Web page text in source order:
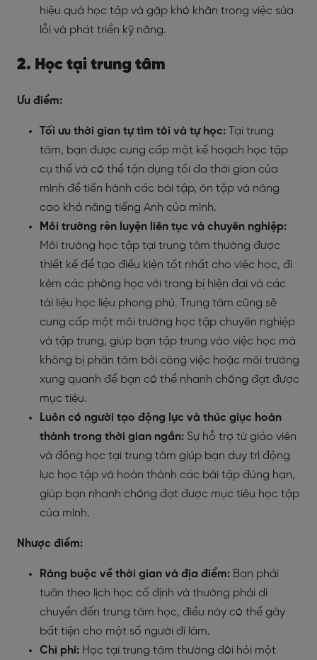
hiệu quả học tập và gặp khó khăn trong việc sửa
lỗi và phát triển kỹ năng.
2. Học tại trung tâm
Ưu điểm:
Tối ưu thời gian tự tìm tòi và tự học:
Tại trung
tâm, bạn được cung cấp một kế hoạch học tập
cụ thể và có thể tận dụng tối đa thời gian của
mình để tiến hành các bài tập, ôn tập và nâng
cao khả năng tiếng Anh của mình.
Môi trường rèn luyện liên tục và chuyên nghiệp:
Môi trường học tập tại trung tâm thường được
thiết kế để tạo điều kiện tốt nhất cho việc học, đi
kèm các phòng học với trang bị hiện đại và các
tài liệu học liệu phong phú. Trung tâm cũng sẽ
cung cấp một môi trường học tập chuyên nghiệp
và tập trung, giúp bạn tập trung vào việc học mà
không bị phân tâm bởi công việc hoặc môi trường
xung quanh để bạn có thể nhanh chóng đạt được
mục tiêu.
Luôn có người tạo động lực và thúc giục hoàn
thành trong thời gian ngắn: Sự hỗ trợ từ giáo viên
và đồng học tại trung tâm giúp bạn duy trì động
lực học tập và hoàn thành các bài tập đúng hạn,
giúp bạn nhanh chóng đạt được mục tiêu học tập
của mình.
Nhược điểm:
Ràng buộc về thời gian và địa điểm: Bạn phải
tuân theo lịch học cố định và thường phải di
chuyển đến trung tâm học, điều này có thể gây
bất tiện cho một số người đi làm.
Chi phí: Học tại trung tâm thường đòi hỏi một